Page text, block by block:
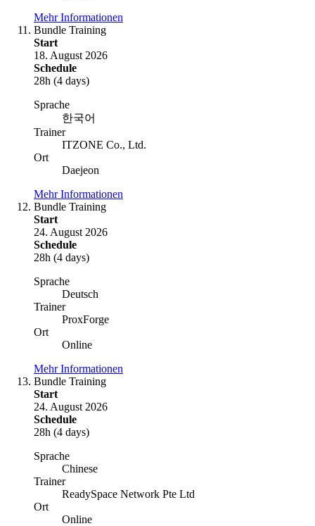
Mehr Informationen
Bundle Training
Start
18. August 2026
Schedule
28h (4 days)
Sprache
한국어
Trainer
ITZONE Co., Ltd.
Ort
Daejeon
Mehr Informationen
Bundle Training
Start
24. August 2026
Schedule
28h (4 days)
Sprache
Deutsch
Trainer
ProxForge
Ort
Online
Mehr Informationen
Bundle Training
Start
24. August 2026
Schedule
28h (4 days)
Sprache
Chinese
Trainer
ReadySpace Network Pte Ltd
Ort
Online